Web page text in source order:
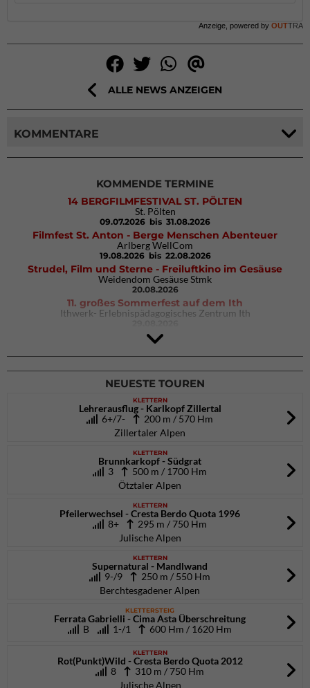
Anzeige, powered by OUTTRA
ALLE NEWS ANZEIGEN
KOMMENTARE
KOMMENDE TERMINE
14 BERGFILMFESTIVAL ST. PÖLTEN
St. Pölten
09.07.2026 bis 31.08.2026
Filmfest St. Anton - Berge Menschen Abenteuer
Arlberg WellCom
19.08.2026 bis 22.08.2026
Strudel, Film und Sterne - Freiluftkino im Gesäuse
Weidendom Gesäuse Stmk
20.08.2026
11. großes Sommerfest auf dem Ith
Ithwerk- Erlebnispädagogisches Zentrum Ith
Rock Master Arco
Arco (IT)
02.10.2026bis 04.10.2026
NEUESTE TOUREN
KLETTERN
Lehrerausflug - Karlkopf Zillertal
6+/7-
200 m / 570 Hm
Zillertaler Alpen
KLETTERN
Brunnkarkopf - Südgrat
3
500 m / 1700 Hm
Ötztaler Alpen
KLETTERN
Pfeilerwechsel - Cresta Berdo Quota 1996
8+
295 m / 750 Hm
Julische Alpen
KLETTERN
Supernatural - Mandlwand
9-/9
250 m / 550 Hm
Berchtesgadener Alpen
KLETTERSTEIG
Ferrata Gabrielli - Cima Asta Überschreitung
B
1-/1 600 Hm / 1620 Hm
KLETTERN
Rot(Punkt)Wild - Cresta Berdo Quota 2012
8
310 m / 750 Hm
Julische Alpen